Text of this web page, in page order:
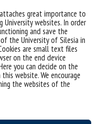
great importance to
websites. In order
and save the
the University of Silesia in
are small text files
on the end device
you can decide on the
website. We encourage
the websites of the